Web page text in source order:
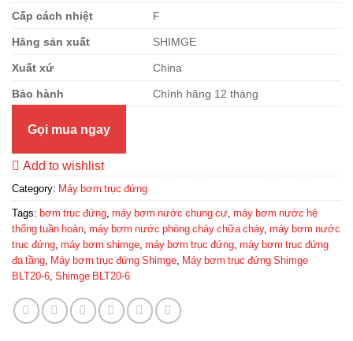
Cấp cách nhiệt
F
Hãng sản xuất
SHIMGE
Xuất xứ
China
Bảo hành Chính hãng 12 tháng
Gọi mua ngay
Add to wishlist
Category: Máy bơm trục đứng
Tags: bơm trục đứng, máy bơm nước chung cư, máy bơm nước hệ
thống tuần hoàn, máy bơm nước phòng cháy chữa cháy, máy bơm nước
trục đứng, máy bơm shimge, máy bơm trục đứng, máy bơm trục đứng
đa tầng, Máy bơm trục đứng Shimge, Máy bơm trục đứng Shimge
BLT20-6, Shimge BLT20-6